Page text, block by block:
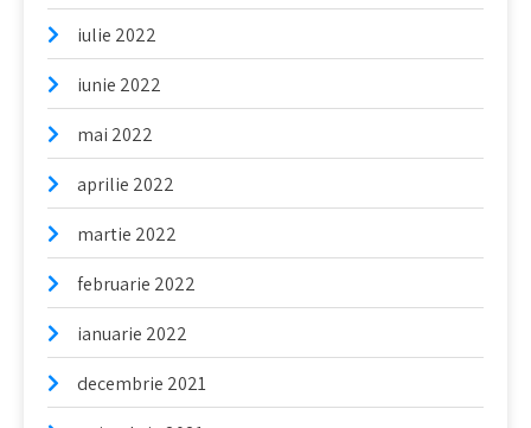
iulie 2022
iunie 2022
mai 2022
aprilie 2022
martie 2022
februarie 2022
ianuarie 2022
decembrie 2021